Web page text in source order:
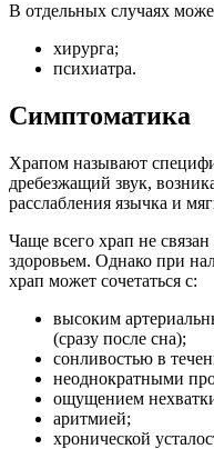
В отдельных случаях
хирурга;
психиатра.
Симптоматика
Храпом называют
дребезжащий звук,
расслабления язычка и
Чаще всего храп не
здоровьем. Однако при
храп может сочетаться с:
высоким
(сразу после сна);
сонливостью в
неоднократными
ощущением
аритмией;
хронической